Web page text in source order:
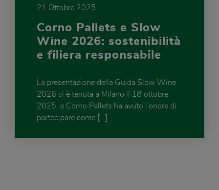
21 Ottobre 2025
Corno Pallets e Slow
Wine 2026: sostenibilità
e filiera responsabile
La presentazione della Guida Slow Wine
2026 si è tenuta a Milano il 18 ottobre
2025, e Corno Pallets ha avuto l’onore di
partecipare come […]